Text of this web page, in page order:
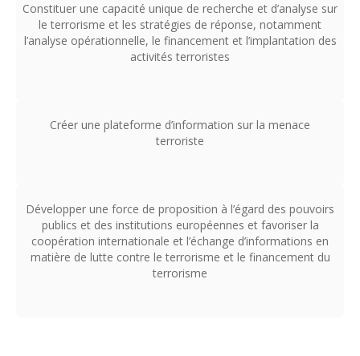
Constituer une capacité unique de recherche et d’analyse sur
le terrorisme et les stratégies de réponse, notamment
l’analyse opérationnelle, le financement et l’implantation des
activités terroristes
Créer une plateforme d’information sur la menace
terroriste
Développer une force de proposition à l’égard des pouvoirs
publics et des institutions européennes et favoriser la
coopération internationale et l’échange d’informations en
matière de lutte contre le terrorisme et le financement du
terrorisme